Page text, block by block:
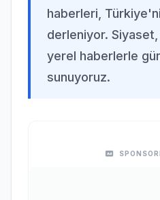
haberleri,
derleniyor.
yerel haberlerle
sunuyoruz.